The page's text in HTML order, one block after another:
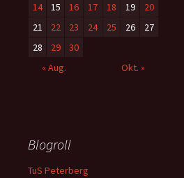
14
15 16 17 18 19
20
21
22 23 24 25 26
27
28
29
30
« Aug.
Okt. »
Blogroll
TuS Peterberg